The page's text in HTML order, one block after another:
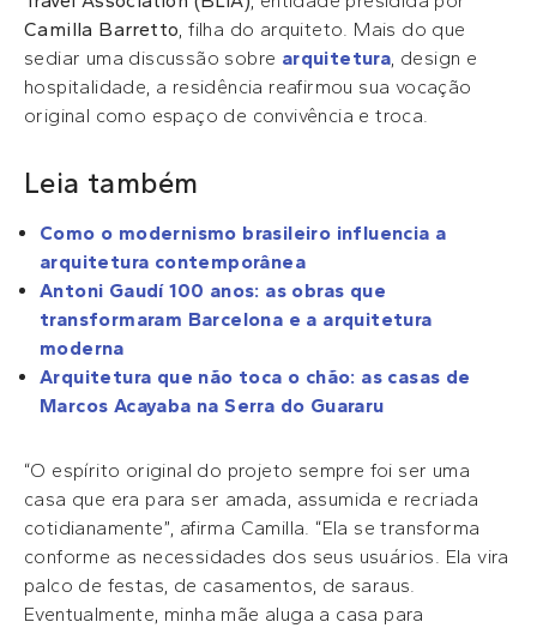
Camilla Barretto, filha do arquiteto. Mais do que
sediar uma discussão sobre arquitetura, design e
hospitalidade, a residência reafirmou sua vocação
original como espaço de convivência e troca.
Leia também
Como o modernismo brasileiro influencia a
arquitetura contemporânea
Antoni Gaudí 100 anos: as obras que
transformaram Barcelona e a arquitetura
moderna
Arquitetura que não toca o chão: as casas de
Marcos Acayaba na Serra do Guararu
“O espírito original do projeto sempre foi ser uma
casa que era para ser amada, assumida e recriada
cotidianamente”, afirma Camilla. “Ela se transforma
conforme as necessidades dos seus usuários. Ela vira
palco de festas, de casamentos, de saraus.
Eventualmente, minha mãe aluga a casa para